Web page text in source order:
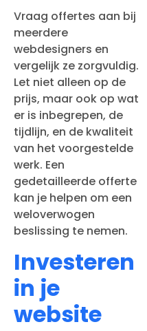
Vraag offertes aan bij
meerdere
webdesigners en
vergelijk ze zorgvuldig.
Let niet alleen op de
prijs, maar ook op wat
er is inbegrepen, de
tijdlijn, en de kwaliteit
van het voorgestelde
werk. Een
gedetailleerde offerte
kan je helpen om een
weloverwogen
beslissing te nemen.
Investeren
in je
website